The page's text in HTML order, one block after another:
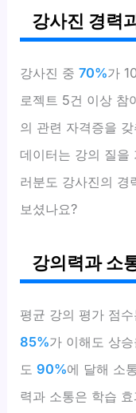
강사진 경력
강사진 중70%가
로젝트 5건 이상 참
의 관련 자격증을
데이터는 강의 질을
러분도 강사진의 경
보셨나요?
강의력과 소
평균 강의 평가 점
85%가 이해도 상
도90%에 달해 소
력과 소통은 학습